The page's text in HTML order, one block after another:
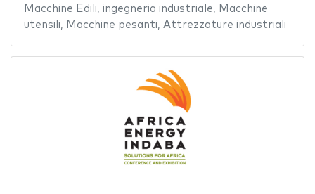
Macchine Edili, ingegneria industriale, Macchine
utensili, Macchine pesanti, Attrezzature industriali